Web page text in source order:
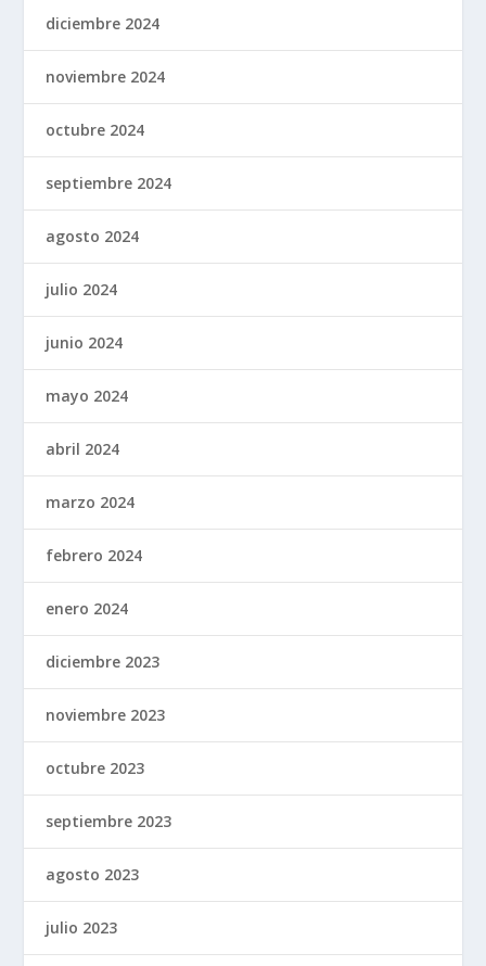
diciembre 2024
noviembre 2024
octubre 2024
septiembre 2024
agosto 2024
julio 2024
junio 2024
mayo 2024
abril 2024
marzo 2024
febrero 2024
enero 2024
diciembre 2023
noviembre 2023
octubre 2023
septiembre 2023
agosto 2023
julio 2023